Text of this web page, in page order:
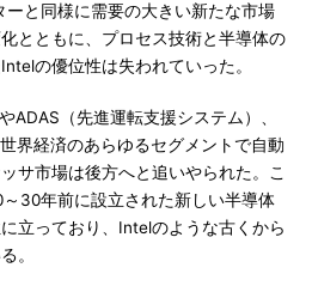
と同様に需要の大きい新たな市場
とともに、プロセス技術と半導体の
の優位性は失われていった。
（先進運転支援システム）、
界経済のあらゆるセグメントで自動
サ市場は後方へと追いやられた。こ
30年前に設立された新しい半導体
立っており、Intelのような古くから
。